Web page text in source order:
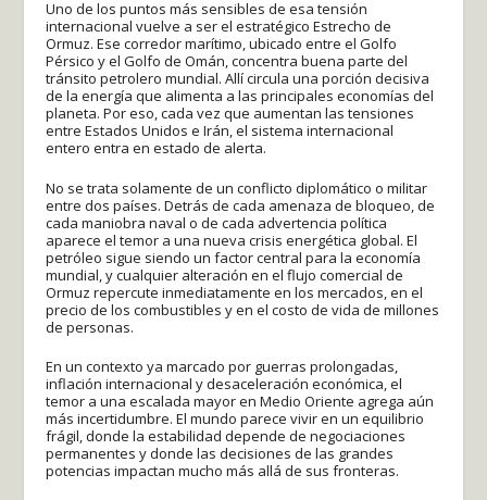
Uno de los puntos más sensibles de esa tensión
internacional vuelve a ser el estratégico Estrecho de
Ormuz. Ese corredor marítimo, ubicado entre el Golfo
Pérsico y el Golfo de Omán, concentra buena parte del
tránsito petrolero mundial. Allí circula una porción decisiva
de la energía que alimenta a las principales economías del
planeta. Por eso, cada vez que aumentan las tensiones
entre Estados Unidos e Irán, el sistema internacional
entero entra en estado de alerta.
No se trata solamente de un conflicto diplomático o militar
entre dos países. Detrás de cada amenaza de bloqueo, de
cada maniobra naval o de cada advertencia política
aparece el temor a una nueva crisis energética global. El
petróleo sigue siendo un factor central para la economía
mundial, y cualquier alteración en el flujo comercial de
Ormuz repercute inmediatamente en los mercados, en el
precio de los combustibles y en el costo de vida de millones
de personas.
En un contexto ya marcado por guerras prolongadas,
inflación internacional y desaceleración económica, el
temor a una escalada mayor en Medio Oriente agrega aún
más incertidumbre. El mundo parece vivir en un equilibrio
frágil, donde la estabilidad depende de negociaciones
permanentes y donde las decisiones de las grandes
potencias impactan mucho más allá de sus fronteras.